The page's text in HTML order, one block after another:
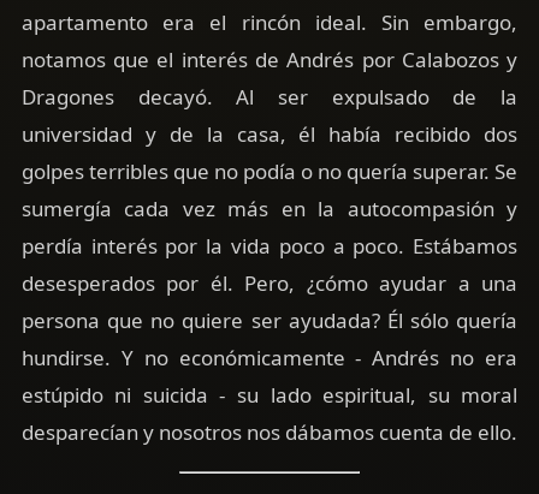
apartamento era el rincón ideal. Sin embargo,
notamos que el interés de Andrés por Calabozos y
Dragones decayó. Al ser expulsado de la
universidad y de la casa, él había recibido dos
golpes terribles que no podía o no quería superar. Se
sumergía cada vez más en la autocompasión y
perdía interés por la vida poco a poco. Estábamos
desesperados por él. Pero, ¿cómo ayudar a una
persona que no quiere ser ayudada? Él sólo quería
hundirse. Y no económicamente - Andrés no era
estúpido ni suicida - su lado espiritual, su moral
desparecían y nosotros nos dábamos cuenta de ello.